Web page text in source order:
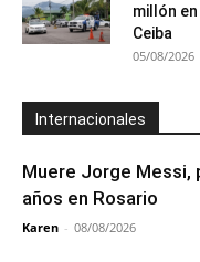
millón
Ceiba
05/08/2026
Internacionales
Muere Jorge Messi,
años en Rosario
Karen - 08/08/2026